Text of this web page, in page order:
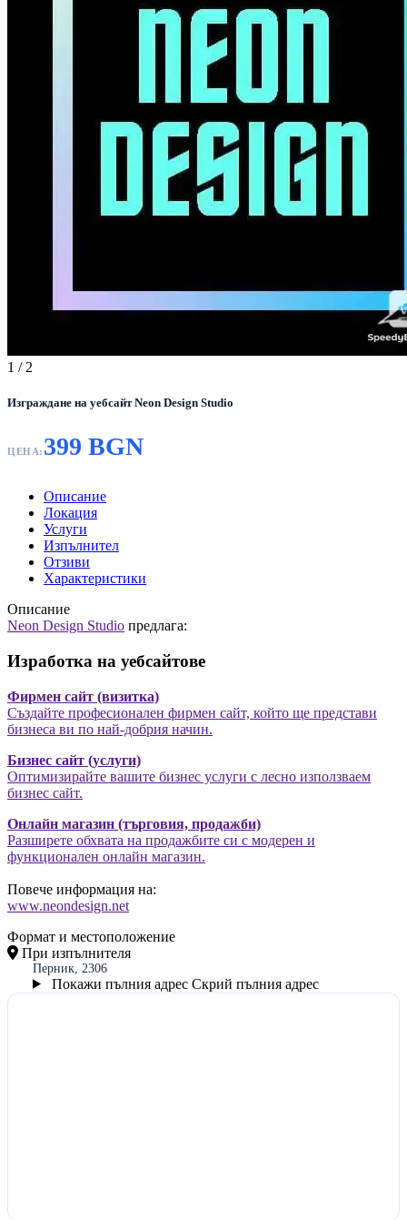
1 / 2
Изграждане на уебсайт Neon Design Studio
ЦЕНА: 399 BGN
Описание
Локация
Услуги
Изпълнител
Отзиви
Характеристики
Описание
Neon Design Studio предлага:
Изработка на уебсайтове
Фирмен сайт (визитка)
Създайте професионален фирмен сайт, който ще представи
бизнеса ви по най-добрия начин.
Бизнес сайт (услуги)
Оптимизирайте вашите бизнес услуги с лесно използваем
бизнес сайт.
Онлайн магазин (търговия, продажби)
Разширете обхвата на продажбите си с модерен и
функционален онлайн магазин.
Повече информация на:
www.neondesign.net
Формат и местоположение
При изпълнителя
Перник, 2306
Покажи пълния адрес Скрий пълния адрес